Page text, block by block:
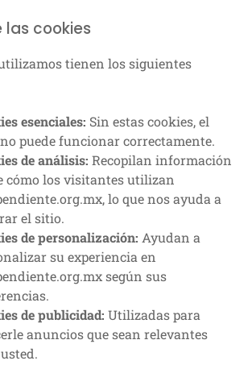
las cookies
tienen los siguientes
esenciales: Sin estas cookies, el
puede funcionar correctamente.
de análisis: Recopilan información
cómo los visitantes utilizan
lo que nos ayuda a
el sitio.
de personalización: Ayudan a
su experiencia en
según sus
de publicidad: Utilizadas para
anuncios que sean relevantes